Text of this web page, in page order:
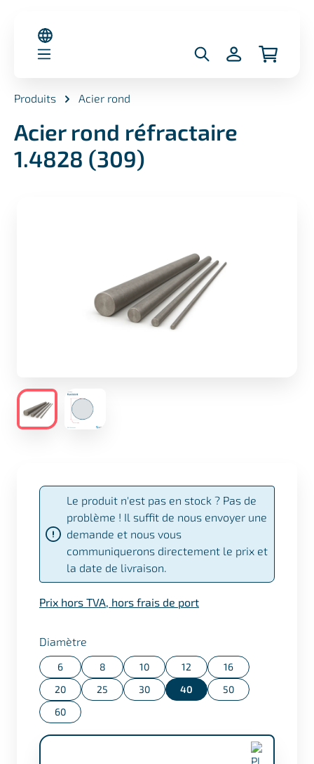
Produits Acier rond
Acier rond réfractaire
1.4828 (309)
Le produit n'est pas en stock ? Pas de
problème ! Il suffit de nous envoyer une
demande et nous vous
communiquerons directement le prix et
la date de livraison.
Prix hors TVA, hors frais de port
Diamètre
6 8 10 12
16
20
25 30 40
50
60